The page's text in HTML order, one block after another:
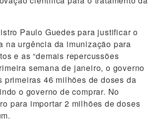
Paulo Guedes para justificar o
na urgência da imunização para
e as “demais repercussões
semana de janeiro, o governo
primeiras 46 milhões de doses da
o governo de comprar. No
para importar 2 milhões de doses